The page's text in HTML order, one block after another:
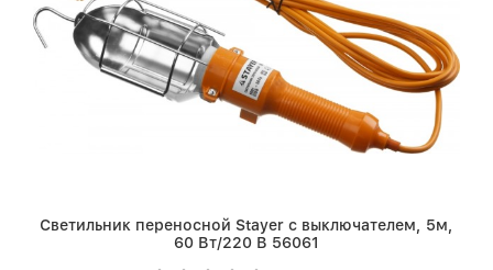
Светильник переносной Stayer с выключателем, 5м,
60 Вт/220 В 56061